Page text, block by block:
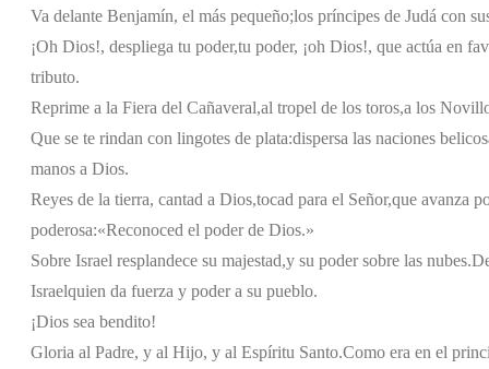
Va delante Benjamín, el más pequeño;los príncipes de Judá con
¡Oh Dios!, despliega tu poder,tu poder, ¡oh Dios!, que actúa en
tributo.
Reprime a la Fiera del Cañaveral,al tropel de los toros,a los
Que se te rindan con lingotes de plata:dispersa las naciones
manos a Dios.
Reyes de la tierra, cantad a Dios,tocad para el Señor,que avanza
poderosa:«Reconoced el poder de Dios.»
Sobre Israel resplandece su majestad,y su poder sobre las nubes.
Israelquien da fuerza y poder a su pueblo.
¡Dios sea bendito!
Gloria al Padre, y al Hijo, y al Espíritu Santo.Como era en el